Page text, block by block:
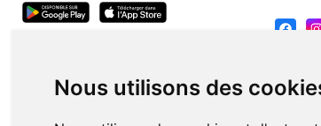
Nous utilisons des